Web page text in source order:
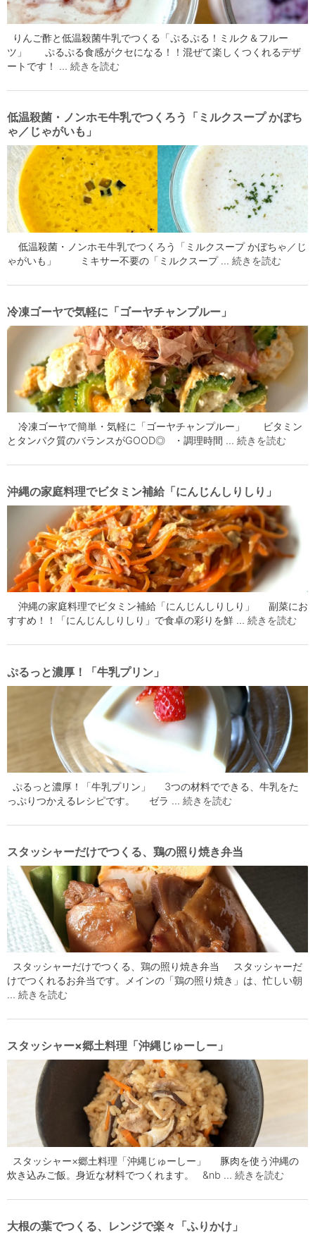
りんご酢と低温殺菌牛乳でつくる「ぷるぷる！ミルク＆フルー
ツ」 ぷるぷる食感がクセになる！！混ぜて楽しくつくれるデザ
ートです！ … 続きを読む
低温殺菌・ノンホモ牛乳でつくろう「ミルクスープ かぼち
ゃ／じゃがいも」
低温殺菌・ノンホモ牛乳でつくろう「ミルクスープ かぼちゃ／じ
ゃがいも」 ミキサー不要の「ミルクスープ … 続きを読む
冷凍ゴーヤで気軽に「ゴーヤチャンプルー」
冷凍ゴーヤで簡単・気軽に「ゴーヤチャンプルー」 ビタミン
とタンパク質のバランスがGOOD◎ ・調理時間 … 続きを読む
沖縄の家庭料理でビタミン補給「にんじんしりしり」
沖縄の家庭料理でビタミン補給「にんじんしりしり」 副菜にお
すすめ！！「にんじんしりしり」で食卓の彩りを鮮 … 続きを読む
ぷるっと濃厚！「牛乳プリン」
ぷるっと濃厚！「牛乳プリン」 3つの材料でできる、牛乳をた
っぷりつかえるレシピです。 ゼラ … 続きを読む
スタッシャーだけでつくる、鶏の照り焼き弁当
スタッシャーだけでつくる、鶏の照り焼き弁当 スタッシャーだ
けでつくれるお弁当です。メインの「鶏の照り焼き」は、忙しい朝
… 続きを読む
スタッシャー×郷土料理「沖縄じゅーしー」
スタッシャー×郷土料理「沖縄じゅーしー」 豚肉を使う沖縄の
炊き込みご飯。身近な材料でつくれます。 &nb … 続きを読む
大根の葉でつくる、レンジで楽々「ふりかけ」